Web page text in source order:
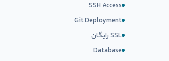
SSH Access
Git Deployment
SSL رایگان
Database